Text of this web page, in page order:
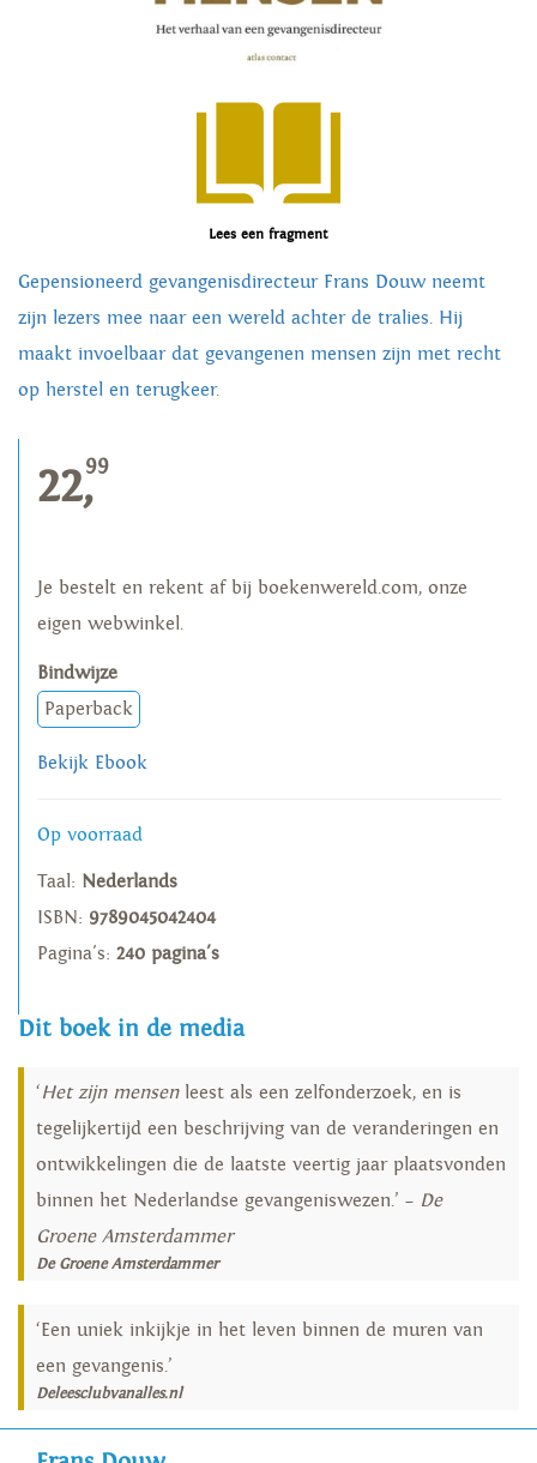
Lees een fragment
Gepensioneerd gevangenisdirecteur Frans Douw neemt
zijn lezers mee naar een wereld achter de tralies. Hij
maakt invoelbaar dat gevangenen mensen zijn met recht
op herstel en terugkeer.
22,99
Je bestelt en rekent af bij boekenwereld.com, onze
eigen webwinkel.
Bindwijze
Paperback
Bekijk Ebook
Op voorraad
Taal: Nederlands
ISBN: 9789045042404
Pagina's: 240 pagina's
Dit boek in de media
‘Het zijn mensenleest als een zelfonderzoek, en is
tegelijkertijd een beschrijving van de veranderingen en
ontwikkelingen die de laatste veertig jaar plaatsvonden
binnen het Nederlandse gevangeniswezen.’ – De
Groene Amsterdammer
De Groene Amsterdammer
‘Een uniek inkijkje in het leven binnen de muren van
een gevangenis.’
Deleesclubvanalles.nl